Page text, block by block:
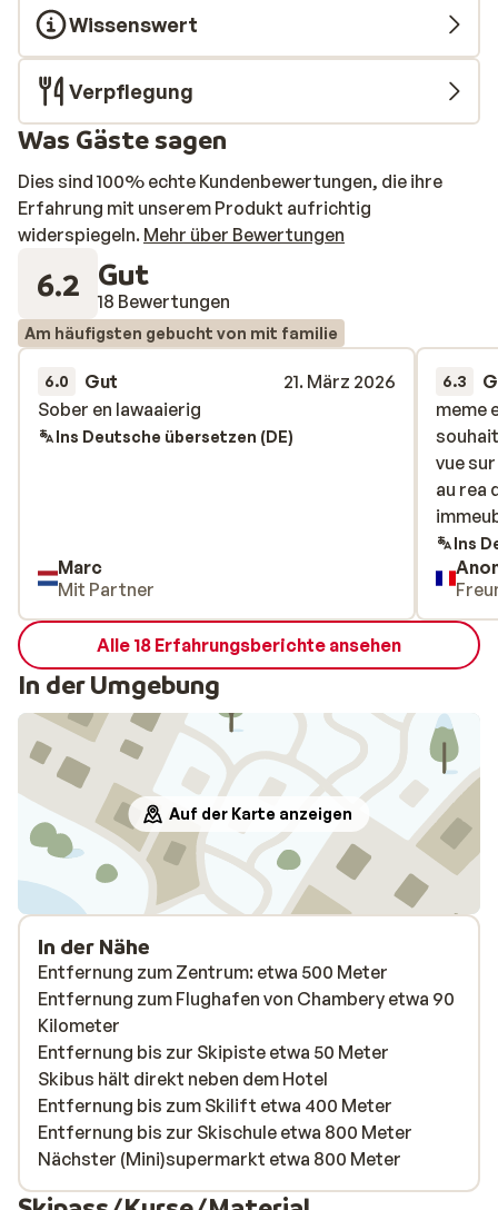
Wissenswert
Verpflegung
Was Gäste sagen
Dies sind 100% echte Kundenbewertungen, die ihre
Erfahrung mit unserem Produkt aufrichtig
widerspiegeln. Mehr über Bewertungen
6.2 Gut
18 Bewertungen
Am häufigsten gebucht von mit familie
6.0 Gut
21. März 2026
Sober en lawaaierig
Sober en lawaaierig
Ins Deutsche übersetzen (DE)
Marc
Mit Partner
6.3
meme
vue
au rea
meme
vue
au rea
Ins
Alle 18 Erfahrungsberichte ansehen
In der Umgebung
Auf der Karte anzeigen
In der Nähe
Entfernung zum Zentrum: etwa 500 Meter
Entfernung zum Flughafen von Chambery etwa 90
Kilometer
Entfernung bis zur Skipiste etwa 50 Meter
Skibus hält direkt neben dem Hotel
Entfernung bis zum Skilift etwa 400 Meter
Entfernung bis zur Skischule etwa 800 Meter
Nächster (Mini)supermarkt etwa 800 Meter